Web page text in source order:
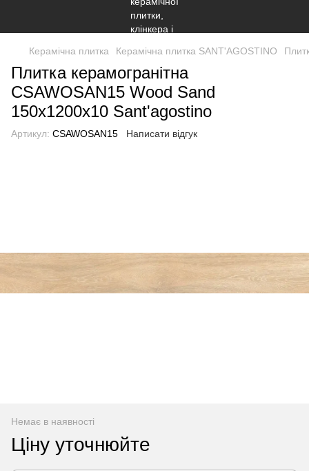
Керамічна плитка Керамічна плитка SANT'AGOSTINO
Плитка керамогранітна
CSAWOSAN15 Wood Sand
150x1200x10 Sant'agostino
Артикул: CSAWOSAN15 Написати відгук
Немає в наявності
Ціну уточнюйте